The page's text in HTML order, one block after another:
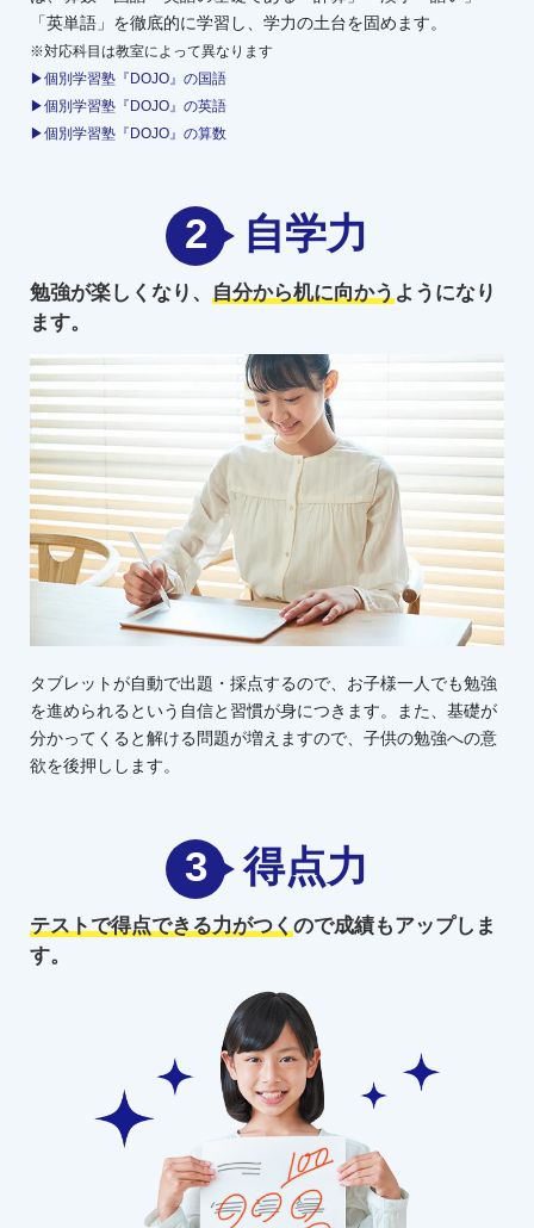
「英単語」を徹底的に学習し、学力の土台を固めます。
※対応科目は教室によって異なります
▶個別学習塾『DOJO』の国語
▶個別学習塾『DOJO』の英語
▶個別学習塾『DOJO』の算数
2 自学力
勉強が楽しくなり、 自分から机に向かうようになり
ます。
タブレットが自動で出題・採点するので、お子様一人でも勉強
を進められるという自信と習慣が身につきます。また、基礎が
分かってくると解ける問題が増えますので、子供の勉強への意
欲を後押しします。
3 得点力
テストで得点できる力がつくので成績もアップしま
す。